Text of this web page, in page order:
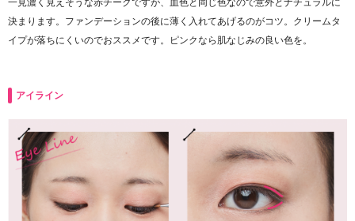
決まります。ファンデーションの後に薄く入れてあげるのがコツ。クリームタ
イプが落ちにくいのでおススメです。ピンクなら肌なじみの良い色を。
アイライン